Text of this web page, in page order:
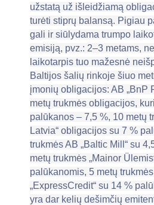
užstatą už išleidžiamą
turėti stiprų balansą. Pigiau
gali ir siūlydama trumpo
emisiją, pvz.: 2–3 metams,
laikotarpis tuo mažesnė
Baltijos šalių rinkoje šiuo
įmonių obligacijos: AB „BnP
metų trukmės obligacijos,
palūkanos – 7,5 %, 10 metų
Latvia“ obligacijos su 7 %
trukmės AB „Baltic Mill“ su
metų trukmės „Mainor
palūkanomis, 5 metų
„ExpressCredit“ su 14 %
yra dar kelių dešimčių